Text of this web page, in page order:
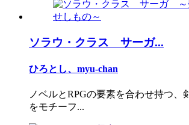
ソラウ・クラス サーガ...
ひろとし、myu-chan
ノベルとRPGの要素を合わせ持つ、
をモチーフ...